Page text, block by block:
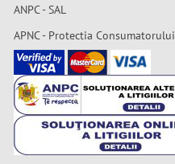
ANPC - SAL
APNC - Protectia Consumatorului